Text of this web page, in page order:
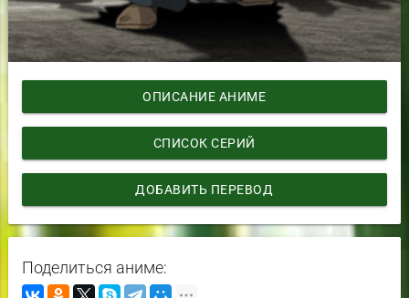
ОПИСАНИЕ АНИМЕ
СПИСОК СЕРИЙ
ДОБАВИТЬ ПЕРЕВОД
Поделиться аниме: